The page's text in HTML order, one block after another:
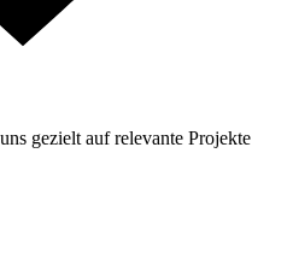
gezielt auf relevante Projekte